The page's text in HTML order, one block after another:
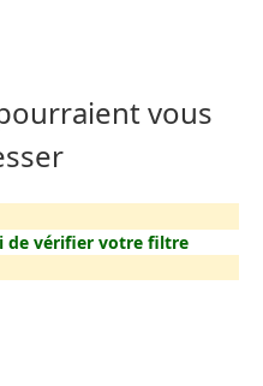
vous
de vérifier votre filtre